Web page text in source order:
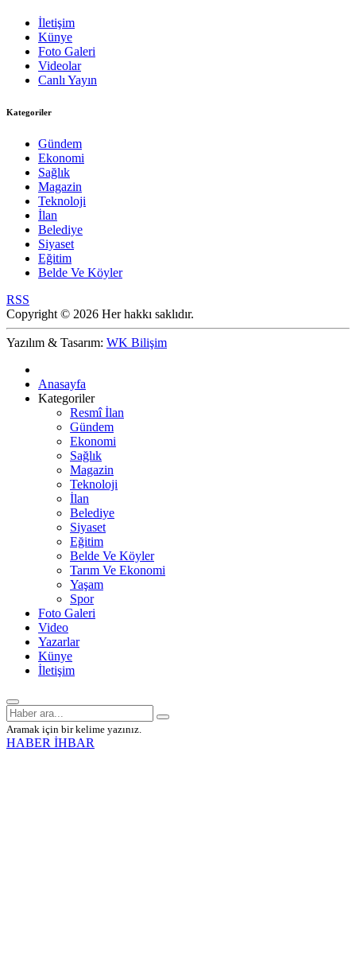
İletişim
Künye
Foto Galeri
Videolar
Canlı Yayın
Kategoriler
Gündem
Ekonomi
Sağlık
Magazin
Teknoloji
İlan
Belediye
Siyaset
Eğitim
Belde Ve Köyler
RSS
Copyright © 2026 Her hakkı saklıdır.
Yazılım & Tasarım: WK Bilişim
Anasayfa
Kategoriler
Resmî İlan
Gündem
Ekonomi
Sağlık
Magazin
Teknoloji
İlan
Belediye
Siyaset
Eğitim
Belde Ve Köyler
Tarım Ve Ekonomi
Yaşam
Spor
Foto Galeri
Video
Yazarlar
Künye
İletişim
Aramak için bir kelime yazınız.
HABER İHBAR